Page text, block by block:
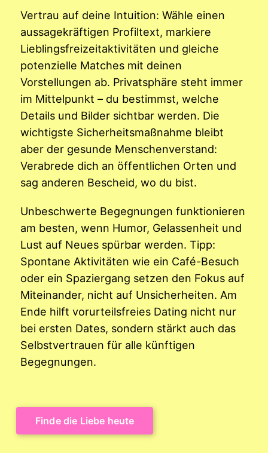
Vertrau auf deine Intuition: Wähle einen
aussagekräftigen Profiltext, markiere
Lieblingsfreizeitaktivitäten und gleiche
potenzielle Matches mit deinen
Vorstellungen ab. Privatsphäre steht immer
im Mittelpunkt – du bestimmst, welche
Details und Bilder sichtbar werden. Die
wichtigste Sicherheitsmaßnahme bleibt
aber der gesunde Menschenverstand:
Verabrede dich an öffentlichen Orten und
sag anderen Bescheid, wo du bist.
Unbeschwerte Begegnungen funktionieren
am besten, wenn Humor, Gelassenheit und
Lust auf Neues spürbar werden. Tipp:
Spontane Aktivitäten wie ein Café-Besuch
oder ein Spaziergang setzen den Fokus auf
Miteinander, nicht auf Unsicherheiten. Am
Ende hilft vorurteilsfreies Dating nicht nur
bei ersten Dates, sondern stärkt auch das
Selbstvertrauen für alle künftigen
Begegnungen.
Finde die Liebe heute